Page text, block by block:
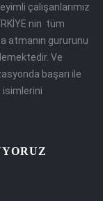
çalışanlarımız
nin tüm
atmanın gururunu
Ve
başarı ile
isimlerini